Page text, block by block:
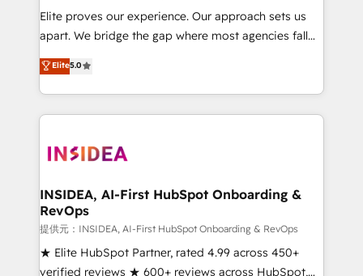
measurable impact.
Elite proves our experience. Our approach sets us
apart. We bridge the gap where most agencies fall
short by combining GTM strategy with technical
execution to solve the right problem with the right
solution. As the only firm in the world to hold Elite
Partner Accreditations with both HubSpot and Clay,
architecture, pipeline generation, data intelligence,
Choose RP: - Secure: Soc2 compliant 🛡️ - Pricing:
Implementations starting at $1,5k 💵 - Speed: Launch
in 14 days ⚡ - Global: 250 professionals across five
continents 🌐 - Scale: Fastest tiering Elite HubSpot
Partner 🪴 - Sales Hub: More implementations than
Elite5.0
INSIDEA, AI-First HubSpot Onboarding &
RevOps
提供元：INSIDEA, AI-First HubSpot Onboarding & RevOps
★ Elite HubSpot Partner, rated 4.99 across 450+
verified reviews ★ 600+ reviews across HubSpot,